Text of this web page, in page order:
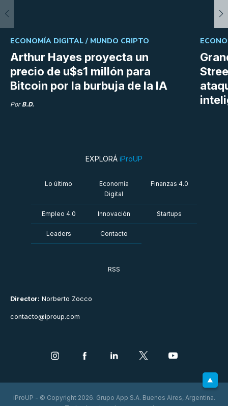
Arthur Hayes proyecta un
precio de u$s1 millón para
Bitcoin por la burbuja de la IA
ECONOMÍA DIGITAL / MUNDO CRIPTO
Por B.D.
Director: Norberto Zocco
contacto@iproup.com
EXPLORÁ iProUP
Lo último
Economía
Digital
Finanzas 4.0
Empleo 4.0 Innovación Startups
Leaders Contacto
RSS
iProUP - © Copyright 2026. Grupo App S.A. Buenos Aires, Argentina.